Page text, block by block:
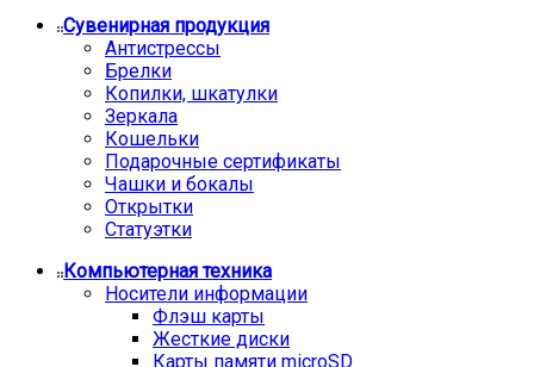
Сувенирная продукция
Антистрессы
Брелки
Копилки, шкатулки
Зеркала
Кошельки
Подарочные сертификаты
Чашки и бокалы
Открытки
Статуэтки
Компьютерная техника
Носители информации
Флэш карты
Жесткие диски
Карты памяти microSD